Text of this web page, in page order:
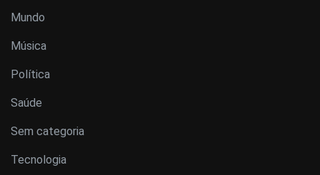
Mundo
Música
Política
Saúde
Sem categoria
Tecnologia